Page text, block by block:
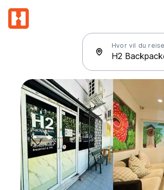
Hvor vil du